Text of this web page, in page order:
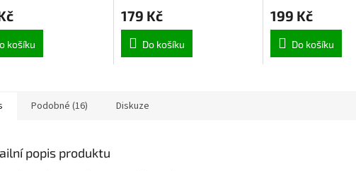
košíku
179 Kč
Do košíku
199 Kč
Do košíku
Podobné (16) Diskuze
popis produktu